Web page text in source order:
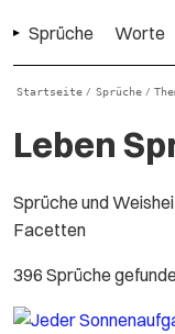
Sprüche Worte
Startseite / Sprüche /
Leben
Sprüche und
Facetten
396 Sprüche